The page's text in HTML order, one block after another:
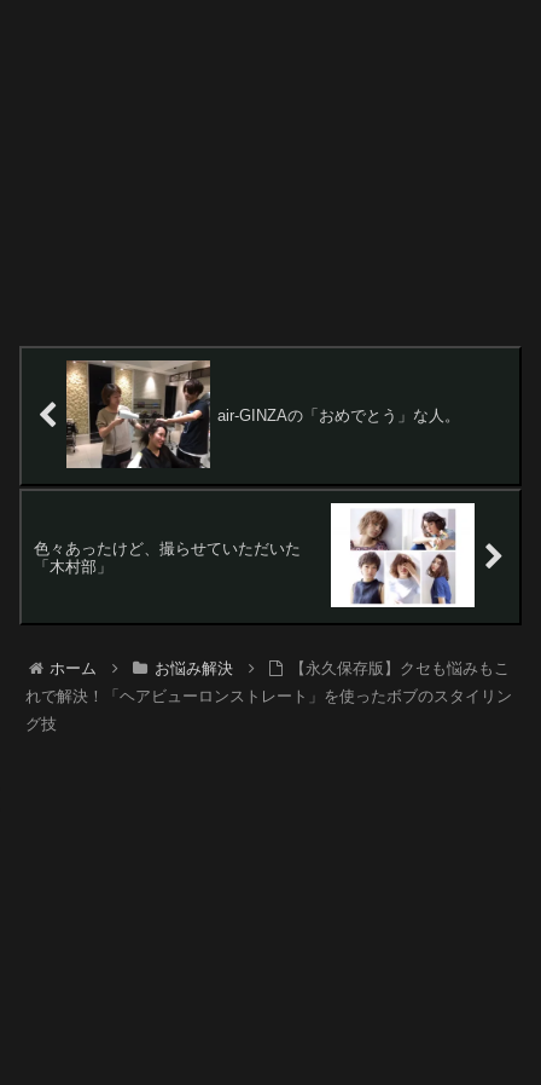
air-GINZAの「おめでとう」な人。
色々あったけど、撮らせていただいた
「木村部」
ホーム お悩み解決
【永久保存版】クセも悩みもこ
れで解決！「ヘアビューロンストレート」を使ったボブのスタイリン
グ技